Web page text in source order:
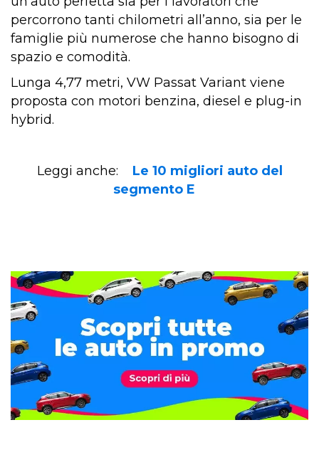
percorrono tanti chilometri all’anno, sia per le
famiglie più numerose che hanno bisogno di
spazio e comodità.
Lunga 4,77 metri, VW Passat Variant viene
proposta con motori benzina, diesel e plug-in
hybrid.
Leggi anche:
Le 10 migliori auto del
segmento E